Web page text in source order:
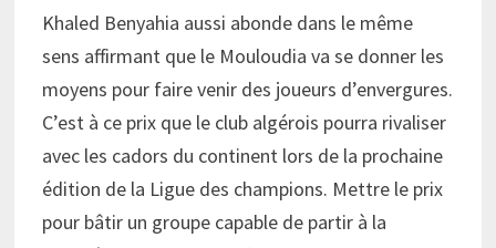
Khaled Benyahia aussi abonde dans le même
sens affirmant que le Mouloudia va se donner les
moyens pour faire venir des joueurs d’envergures.
C’est à ce prix que le club algérois pourra rivaliser
avec les cadors du continent lors de la prochaine
édition de la Ligue des champions. Mettre le prix
pour bâtir un groupe capable de partir à la